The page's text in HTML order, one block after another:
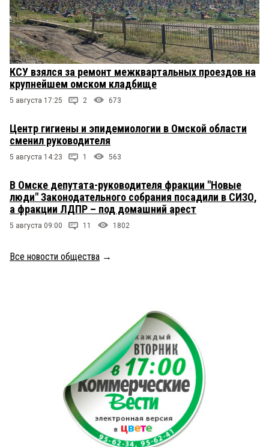
КСУ взялся за ремонт межквартальных проездов на
крупнейшем омском кладбище
5 августа 17:25 2 673
Центр гигиены и эпидемиологии в Омской области
сменил руководителя
5 августа 14:23 1 563
В Омске депутата-руководителя фракции "Новые
люди" Законодательного собрания посадили в СИЗО,
а фракции ЛДПР – под домашний арест
5 августа 09:00 11 1802
Все новости общества →